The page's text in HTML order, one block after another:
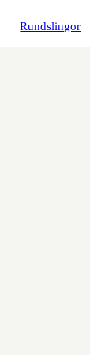
Rundslingor